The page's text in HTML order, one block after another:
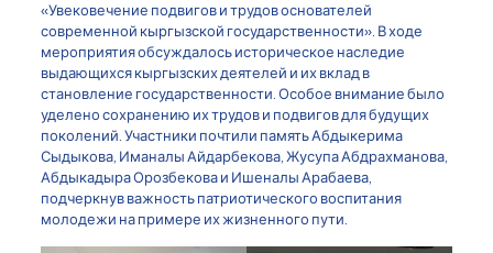
«Увековечение подвигов и трудов основателей
современной кыргызской государственности». В ходе
мероприятия обсуждалось историческое наследие
выдающихся кыргызских деятелей и их вклад в
становление государственности. Особое внимание было
уделено сохранению их трудов и подвигов для будущих
поколений. Участники почтили память Абдыкерима
Сыдыкова, Иманалы Айдарбекова, Жусупа Абдрахманова,
Абдыкадыра Орозбекова и Ишеналы Арабаева,
подчеркнув важность патриотического воспитания
молодежи на примере их жизненного пути.